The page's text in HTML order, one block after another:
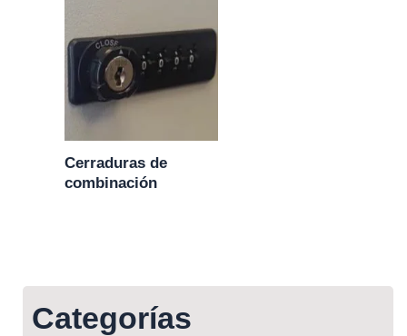
Categorías
Cerraduras de
combinación